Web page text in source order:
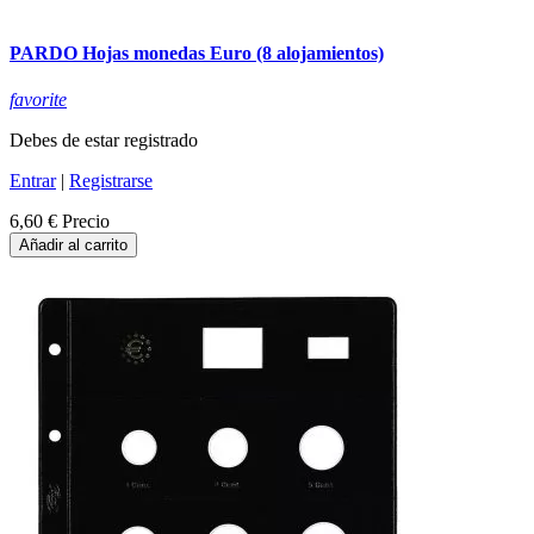
PARDO Hojas monedas Euro (8 alojamientos)
favorite
Debes de estar registrado
Entrar| Registrarse
6,60 € Precio
Añadir al carrito